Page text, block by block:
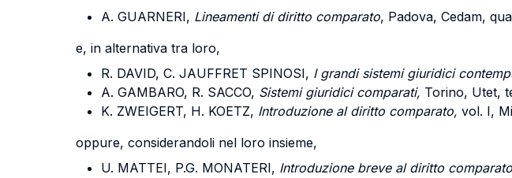
A. GUARNERI, Lineamenti di diritto comparato, Padova, Cedam,
e, in alternativa tra loro,
R. DAVID, C. JAUFFRET SPINOSI, I grandi sistemi giuridici
A. GAMBARO, R. SACCO, Sistemi giuridici comparati, Torino, Utet,
K. ZWEIGERT, H. KOETZ, Introduzione al diritto comparato, vol. I,
oppure, considerandoli nel loro insieme,
U. MATTEI, P.G. MONATERI, Introduzione breve al diritto comparato